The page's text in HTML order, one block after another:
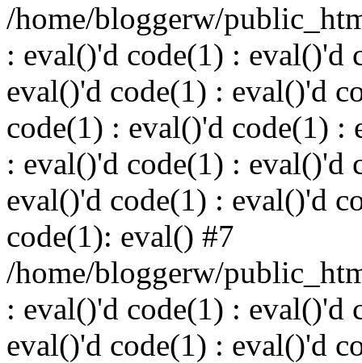
/home/bloggerw/
: eval()'d code(1) : eval()'d
eval()'d code(1) : eval()'d
code(1) : eval()'d code(1) :
: eval()'d code(1) : eval()'d
eval()'d code(1) : eval()'d
code(1): eval() #7
/home/bloggerw/
: eval()'d code(1) : eval()'d
eval()'d code(1) : eval()'d